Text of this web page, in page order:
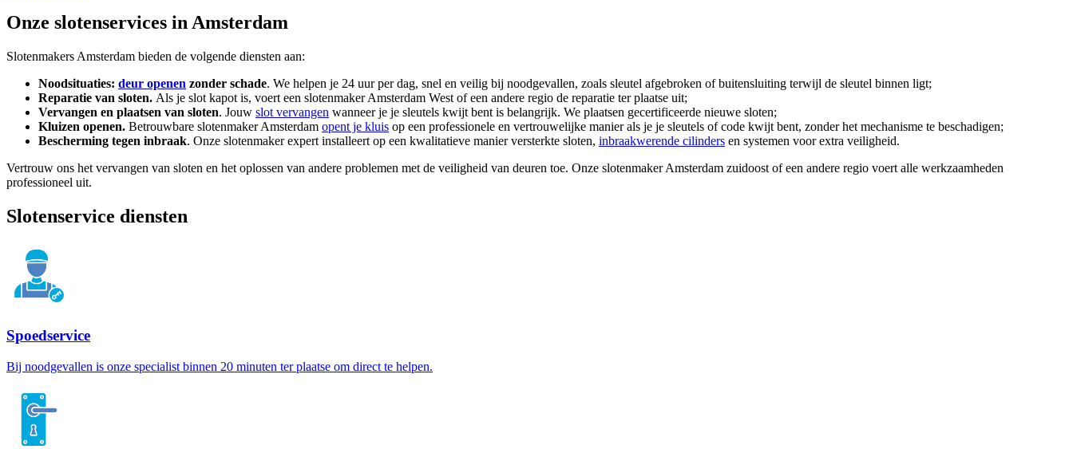
Onze slotenservices in Amsterdam
Slotenmakers Amsterdam bieden de volgende diensten aan:
Noodsituaties: deur openen zonder schade. We helpen je 24 uur per dag, snel en veilig bij noodgevallen, zoals sleutel afgebroken of buitensluiting terwijl de sleutel binnen ligt;
Reparatie van sloten. Als je slot kapot is, voert een slotenmaker Amsterdam West of een andere regio de reparatie ter plaatse uit;
Vervangen en plaatsen van sloten. Jouw slot vervangen wanneer je je sleutels kwijt bent is belangrijk. We plaatsen gecertificeerde nieuwe sloten;
Kluizen openen. Betrouwbare slotenmaker Amsterdam opent je kluis op een professionele en vertrouwelijke manier als je je sleutels of code kwijt bent, zonder het mechanisme te beschadigen;
Bescherming tegen inbraak. Onze slotenmaker expert installeert op een kwalitatieve manier versterkte sloten, inbraakwerende cilinders en systemen voor extra veiligheid.
Vertrouw ons het vervangen van sloten en het oplossen van andere problemen met de veiligheid van deuren toe. Onze slotenmaker Amsterdam zuidoost of een andere regio voert alle werkzaamheden
professioneel uit.
Slotenservice diensten
Spoedservice
Bij noodgevallen is onze specialist binnen 20 minuten ter plaatse om direct te helpen.